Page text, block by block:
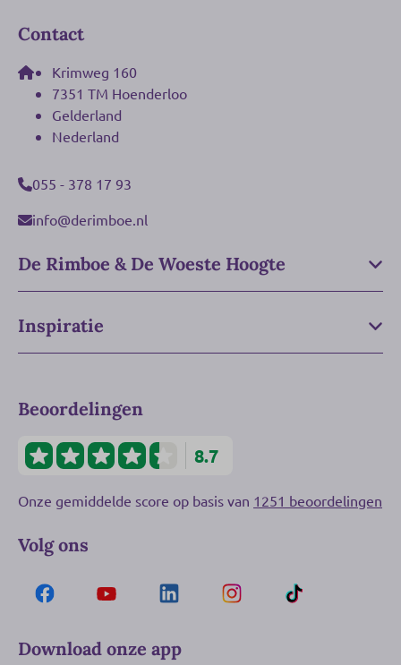
Contact
Krimweg 160
7351 TM Hoenderloo
Gelderland
Nederland
055 - 378 17 93
info@derimboe.nl
De Rimboe & De Woeste Hoogte
Inspiratie
Beoordelingen
8.7
Onze gemiddelde score op basis van 1251 beoordelingen
Volg ons
Download onze app